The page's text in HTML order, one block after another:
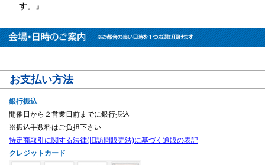
す。』
お支払い方法
銀行振込
開催日から２営業日前までに銀行振込
※振込手数料はご負担下さい
特定商取引に関する法律(旧訪問販売法)に基づく通販の表記
クレジットカード